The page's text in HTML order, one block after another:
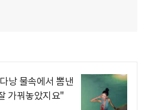
낭 물속에서 뽐낸
가꿔놓았지요"